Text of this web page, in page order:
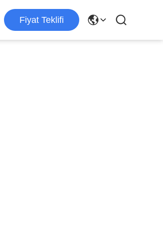
Fiyat Teklifi